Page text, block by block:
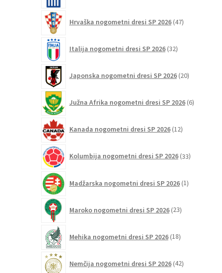
Hrvaška nogometni dresi SP 2026 47izdelkov
Italija nogometni dresi SP 2026 32izdelkov
Japonska nogometni dresi SP 2026 20izdelkov
Južna Afrika nogometni dresi SP 2026 6izdelkov
Kanada nogometni dresi SP 2026 12izdelkov
Kolumbija nogometni dresi SP 2026 33izdelkov
Madžarska nogometni dresi SP 2026 1izdelek
Maroko nogometni dresi SP 2026 23izdelkov
Mehika nogometni dresi SP 2026 18izdelkov
Nemčija nogometni dresi SP 2026 42izdelkov